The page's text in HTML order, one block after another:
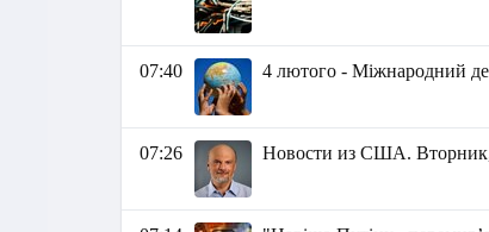
07:40 4 лютого - Міжнародний
07:26 Новости из США. Вторник,